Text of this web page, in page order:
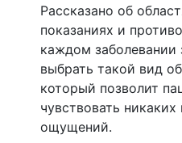
Рассказано об
показаниях и
каждом
выбрать такой вид
который позволит
чувствовать
ощущений.